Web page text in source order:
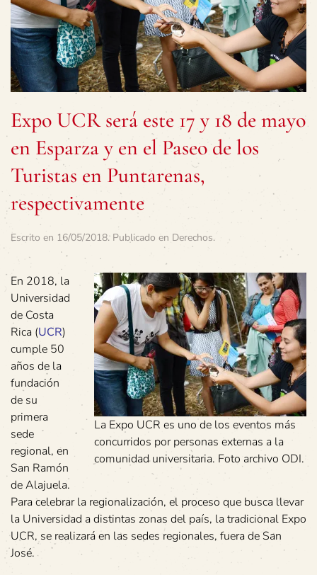
Expo UCR será este 17 y 18 de mayo
en Esparza y en el Paseo de los
Turistas en Puntarenas,
respectivamente
Escrito en 16/05/2018. Publicado en Derechos.
La Expo UCR es uno de los eventos más
concurridos por personas externas a la
comunidad universitaria. Foto archivo ODI.
En 2018, la
Universidad
de Costa
Rica (UCR)
cumple 50
años de la
fundación
de su
primera
sede
regional, en
San Ramón
de Alajuela.
Para celebrar la regionalización, el proceso que busca llevar
la Universidad a distintas zonas del país, la tradicional Expo
UCR, se realizará en las sedes regionales, fuera de San
José.